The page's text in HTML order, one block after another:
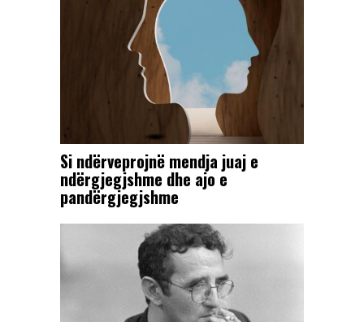
Si ndërveprojnë mendja juaj e
ndërgjegjshme dhe ajo e
pandërgjegjshme